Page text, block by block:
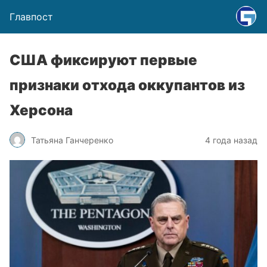
Главпост
США фиксируют первые
признаки отхода оккупантов из
Херсона
Татьяна Ганчеренко 4 года назад